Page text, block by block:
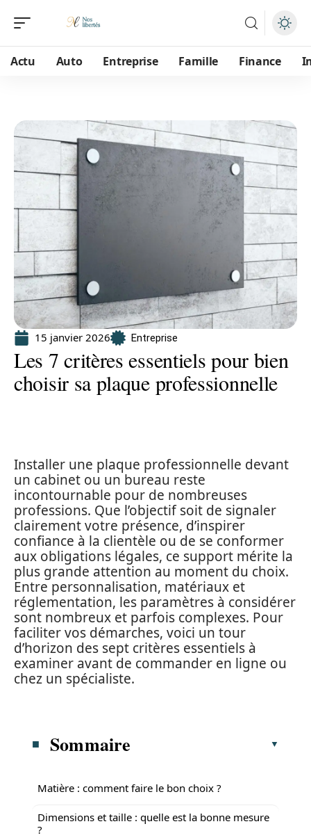
Actu Auto Entreprise Famille Finance
15 janvier 2026 Entreprise
Les 7 critères essentiels pour bien
choisir sa plaque professionnelle
Installer une plaque professionnelle devant
un cabinet ou un bureau reste
incontournable pour de nombreuses
professions. Que l’objectif soit de signaler
clairement votre présence, d’inspirer
confiance à la clientèle ou de se conformer
aux obligations légales, ce support mérite la
plus grande attention au moment du choix.
Entre personnalisation, matériaux et
réglementation, les paramètres à considérer
sont nombreux et parfois complexes. Pour
faciliter vos démarches, voici un tour
d’horizon des sept critères essentiels à
examiner avant de commander en ligne ou
chez un spécialiste.
Sommaire
Matière : comment faire le bon choix ?
Dimensions et taille : quelle est la bonne mesure
?